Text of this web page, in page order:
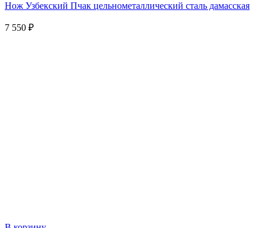
Нож Узбекский Пчак цельнометаллический сталь дамасская
7 550 ₽